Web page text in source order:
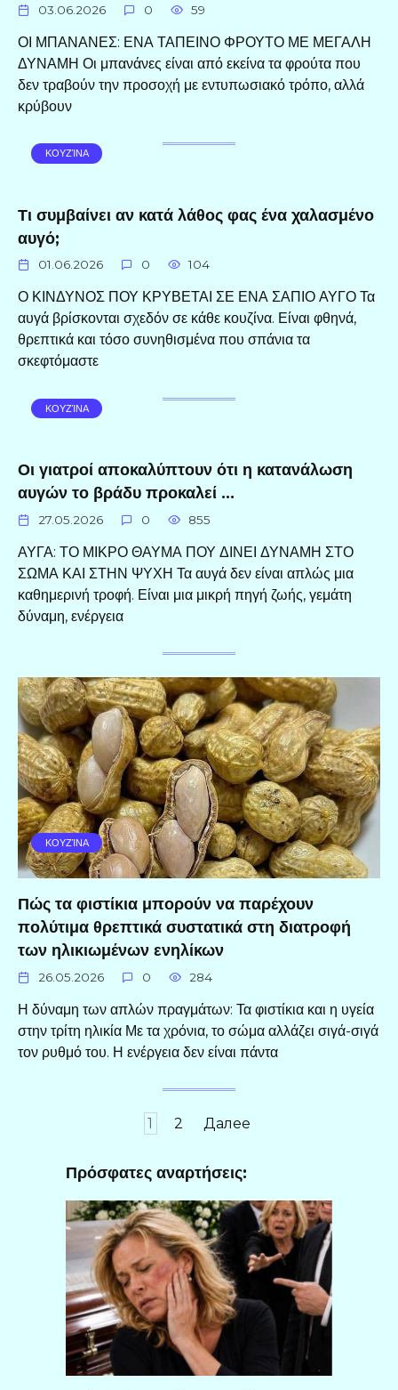
03.06.2026 0 59
ΟΙ ΜΠΑΝΑΝΕΣ: ΕΝΑ ΤΑΠΕΙΝΟ ΦΡΟΥΤΟ ΜΕ ΜΕΓΑΛΗ
ΔΥΝΑΜΗ Οι μπανάνες είναι από εκείνα τα φρούτα που
δεν τραβούν την προσοχή με εντυπωσιακό τρόπο, αλλά
κρύβουν
ΚΟΥΖΊΝΑ
Τι συμβαίνει αν κατά λάθος φας ένα χαλασμένο
αυγό;
01.06.2026 0 104
Ο ΚΙΝΔΥΝΟΣ ΠΟΥ ΚΡΥΒΕΤΑΙ ΣΕ ΕΝΑ ΣΑΠΙΟ ΑΥΓΟ Τα
αυγά βρίσκονται σχεδόν σε κάθε κουζίνα. Είναι φθηνά,
θρεπτικά και τόσο συνηθισμένα που σπάνια τα
σκεφτόμαστε
ΚΟΥΖΊΝΑ
Οι γιατροί αποκαλύπτουν ότι η κατανάλωση
αυγών το βράδυ προκαλεί …
27.05.2026 0 855
ΑΥΓΑ: ΤΟ ΜΙΚΡΟ ΘΑΥΜΑ ΠΟΥ ΔΙΝΕΙ ΔΥΝΑΜΗ ΣΤΟ
ΣΩΜΑ ΚΑΙ ΣΤΗΝ ΨΥΧΗ Τα αυγά δεν είναι απλώς μια
καθημερινή τροφή. Είναι μια μικρή πηγή ζωής, γεμάτη
δύναμη, ενέργεια
ΚΟΥΖΊΝΑ
Πώς τα φιστίκια μπορούν να παρέχουν
πολύτιμα θρεπτικά συστατικά στη διατροφή
των ηλικιωμένων ενηλίκων
26.05.2026 0 284
Η δύναμη των απλών πραγμάτων: Τα φιστίκια και η υγεία
στην τρίτη ηλικία Με τα χρόνια, το σώμα αλλάζει σιγά-σιγά
τον ρυθμό του. Η ενέργεια δεν είναι πάντα
1 2 Далее
Πρόσφατες αναρτήσεις: